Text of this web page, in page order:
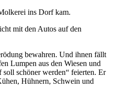
ins Dorf kam.
mit den Autos auf den
bewahren. Und ihnen fällt
Lumpen aus den Wiesen und
schöner werden“ feierten. Er
Hühnern, Schwein und